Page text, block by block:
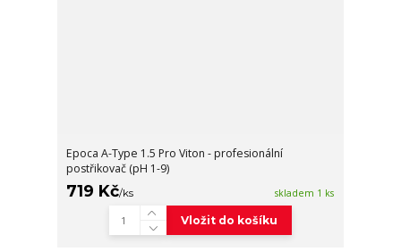
Epoca A-Type 1.5 Pro Viton - profesionální
postřikovač (pH 1-9)
719 Kč/ks skladem 1 ks
Vložit do košíku